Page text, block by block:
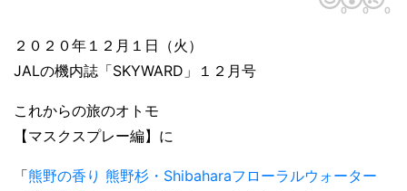
0 0 0
２０２０年１２月１日（火）
JALの機内誌「SKYWARD」１２月号
これからの旅のオトモ
【マスクスプレー編】に
「熊野の香り 熊野杉・Shibaharaフローラルウォーター